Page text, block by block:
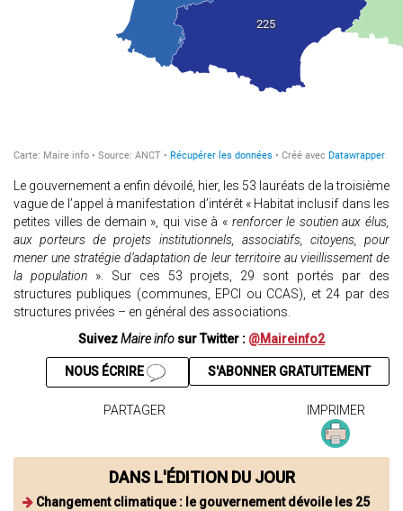
Le gouvernement a enfin dévoilé, hier, les 53 lauréats de la troisième
vague de l’appel à manifestation d’intérêt « Habitat inclusif dans les
petites villes de demain », qui vise à «renforcer le soutien aux élus,
aux porteurs de projets institutionnels, associatifs, citoyens, pour
mener une stratégie d’adaptation de leur territoire au vieillissement de
la population». Sur ces 53 projets, 29 sont portés par des
structures publiques (communes, EPCI ou CCAS), et 24 par des
structures privées – en général des associations.
SuivezMaire info sur Twitter : @Maireinfo2
S'ABONNER GRATUITEMENT
NOUS ÉCRIRE
PARTAGER IMPRIMER
DANS L'ÉDITION DU JOUR
Changement climatique : le gouvernement dévoile les 25